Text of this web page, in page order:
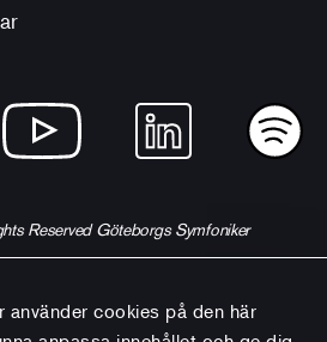
cookies på den här
Reserved Göteborgs Symfoniker